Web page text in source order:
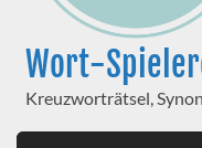
Wort-
Kreuzworträtsel,